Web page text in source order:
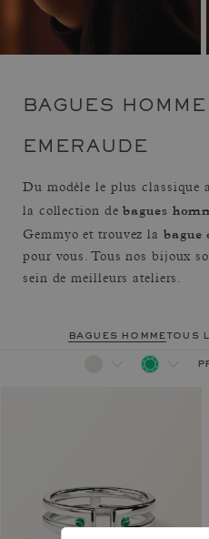
BAGUES
EMERAUDE
Du modèle le plus classique
la collection de bagues
Gemmyo et trouvez la bague
pour vous. Tous nos bijoux
sein de meilleurs ateliers.
bagues hommetous